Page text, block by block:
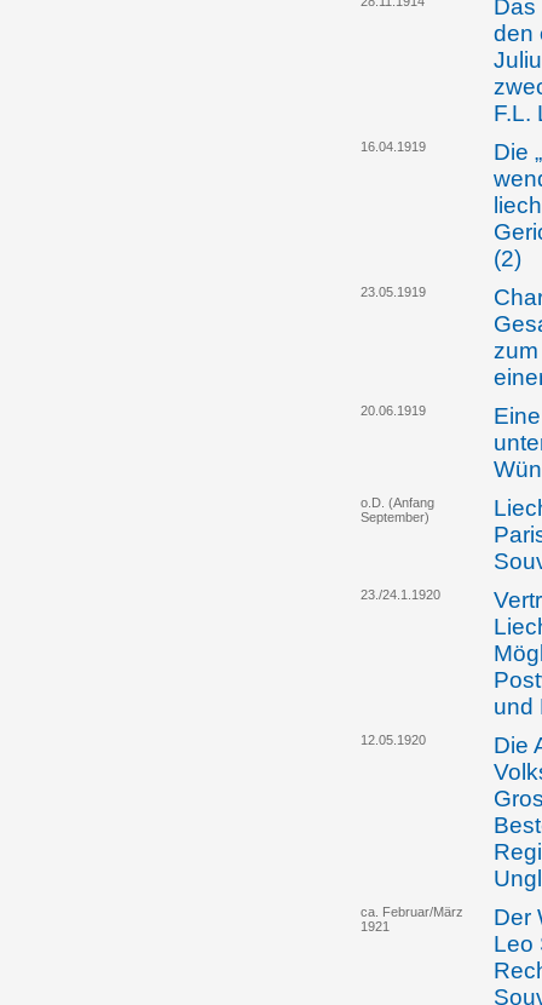
Das
den
F.L.
16.04.1919
Die
(2)
23.05.1919
20.06.1919
o.D. (Anfang
September)
23./24.1.1920
und
12.05.1920
Die
ca. Februar/März
1921
Der
Leo